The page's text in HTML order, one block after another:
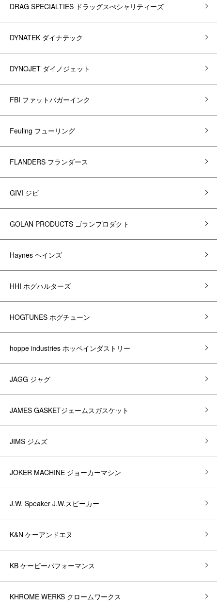
DRAG SPECIALTIES ドラッグスぺシャリティーズ
DYNATEK ダイナテック
DYNOJET ダイノジェット
FBI ファットバガーインク
Feuling フューリング
FLANDERS フランダース
GIVI ジビ
GOLAN PRODUCTS ゴランプロダクト
Haynes ヘインズ
HHI ホグハルターズ
HOGTUNES ホグチューン
hoppe industries ホッペインダストリー
JAGG ジャグ
JAMES GASKETジェームスガスケット
JIMS ジムズ
JOKER MACHINE ジョーカーマシン
J.W. Speaker J.W.スピーカー
K&N ケーアンドエヌ
KB ケービーパフォーマンス
KHROME WERKS クロームワークス